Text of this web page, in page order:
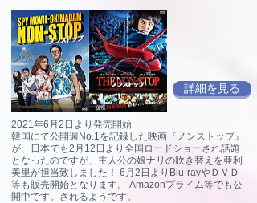
詳細を見る
​2021年6月2日より発売開始
韓国にて公開週No.1を記録した映画『ノンストップ』
が、日本でも2月12日より全国ロードショーされ話題
となったのですが、主人公の娘ナリの吹き替えを亜利
美里が担当致しました！ 6月2日よりBlu-rayやＤＶＤ
等も販売開始となります。 Amazonプライム等でも公
開中です。されるようです。